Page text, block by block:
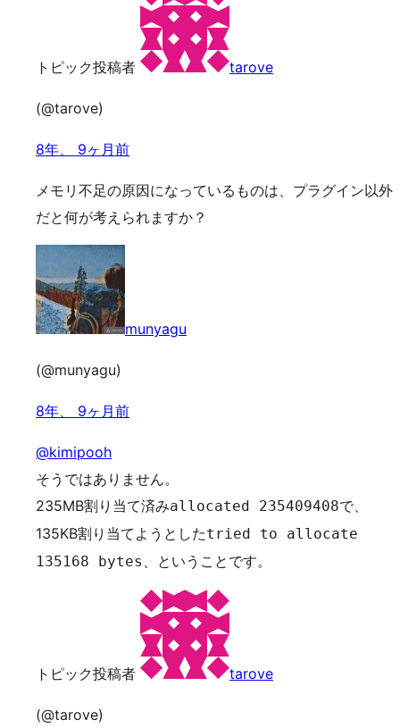
トピック投稿者 tarove
(@tarove)
8年、 9ヶ月前
メモリ不足の原因になっているものは、プラグイン以外
だと何が考えられますか？
munyagu
(@munyagu)
8年、 9ヶ月前
@kimipooh
そうではありません。
235MB割り当て済みallocated 235409408で、
135KB割り当てようとしたtried to allocate
135168 bytes 、ということです。
トピック投稿者 tarove
(@tarove)